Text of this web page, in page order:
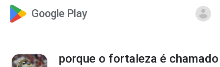
Google Play
porque o fortaleza é chamado